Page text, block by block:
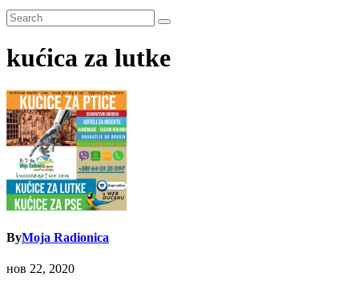
kućica za lutke
ByMoja Radionica
нов 22, 2020